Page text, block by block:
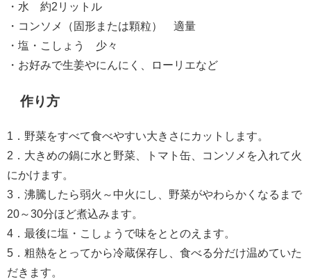
・水 約2リットル
・コンソメ（固形または顆粒） 適量
・塩・こしょう 少々
・お好みで生姜やにんにく、ローリエなど
作り方
1．野菜をすべて食べやすい大きさにカットします。
2．大きめの鍋に水と野菜、トマト缶、コンソメを入れて火
にかけます。
3．沸騰したら弱火～中火にし、野菜がやわらかくなるまで
20～30分ほど煮込みます。
4．最後に塩・こしょうで味をととのえます。
5．粗熱をとってから冷蔵保存し、食べる分だけ温めていた
だきます。